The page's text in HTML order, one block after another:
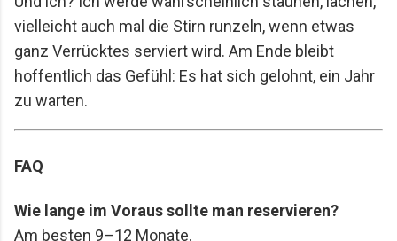
vielleicht auch mal die Stirn runzeln, wenn etwas
ganz Verrücktes serviert wird. Am Ende bleibt
hoffentlich das Gefühl: Es hat sich gelohnt, ein Jahr
zu warten.
FAQ
Wie lange im Voraus sollte man reservieren?
Am besten 9–12 Monate.